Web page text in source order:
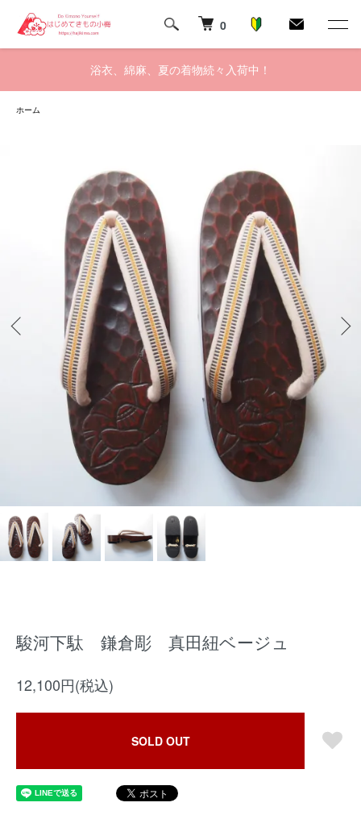
0
浴衣、綿麻、夏の着物続々入荷中！
ホーム
駿河下駄 鎌倉彫 真田紐ベージュ
12,100円(税込)
SOLD OUT